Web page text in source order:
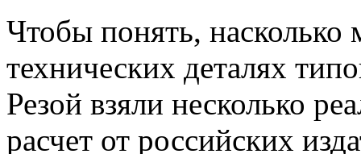
Чтобы понять,
технических деталях
Резой взяли несколько
расчет от российских